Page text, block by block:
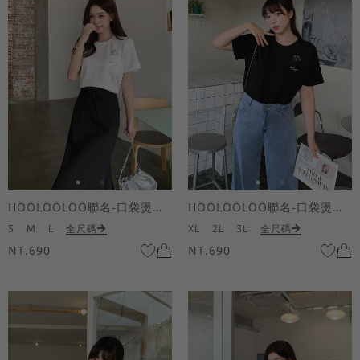
HOOLOOLOO聯名-口袋燙金KUKU熊短袖上衣
S M L 全尺碼
NT.690
HOOLOOLOO聯名-口袋燙金KUKU熊短袖上衣
XL 2L 3L 全尺碼
NT.690